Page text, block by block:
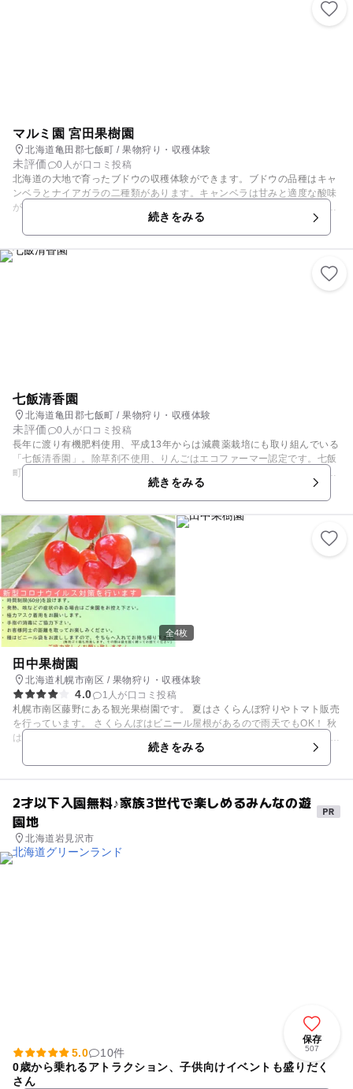
マルミ園 宮田果樹園
北海道亀田郡七飯町 / 果物狩り・収穫体験
未評価
0人が口コミ投稿
北海道の大地で育ったブドウの収穫体験ができます。ブドウの品種はキャ
ンベラとナイアガラの二種類があります。キャンベラは甘みと適度な酸味
があり濃厚です。ナイアガラは甘くて香りのよい青ブドウです。果汁が豊
富でそのままで食べるのはもちろんワインの原料にもなります。二つの品
種から旬な品種をご案内します。数日前に一度お電話して旬な品種等確認
していただくとスムーズに安心してご案内します。その他、さくらんぼ狩
りをいちご狩りは要問合せとなります。
続きをみる
七飯清香園
北海道亀田郡七飯町 / 果物狩り・収穫体験
未評価
0人が口コミ投稿
長年に渡り有機肥料使用、平成13年からは減農薬栽培にも取り組んでいる
「七飯清香園」。除草剤不使用、りんごはエコファーマー認定です。七飯
町でグリーンツーリズムを展開している農業者団体「アグリネットなな
え」の会員で、美味しく安全な果物を提供できるよう有機肥料を使用し、
農薬回数を抑えた「エコファーマー」や「YES!clean」に取り組んでいま
す。 地域の幼稚園児に果樹園を開放してきた経験あり。施設内は障害
者用トイレ設備、通路は広く、低めのりんごの木を配し、幅広い人にお買
い物や収穫体験を楽しんで頂けます。「ぶどうは粒抜き」にも対応してお
り、お土産用には直売所でプロが選んだ「その時期一番美味しく、形の良
い」果物も購入できます。
続きをみる
全4枚
田中果樹園
北海道札幌市南区 / 果物狩り・収穫体験
4.0
1人が口コミ投稿
札幌市南区藤野にある観光果樹園です。 夏はさくらんぼ狩りやトマト販売
を行っています。 さくらんぼはビニール屋根があるので雨天でもOK！ 秋
はぶどう狩りやリンゴ・梨の販売を行っています。 さくらんぼは佐藤錦や
水門を中心に、ぶどうの種類も豊富でキャンベル、ノースレッド、ポート
ランド、ナイヤガラなど、赤黒緑さまざまな味わいがあるので嬉しい！ つ
うってつけのスポットです。 札幌市内から車で40分、駐車場あり。 車椅
子用のトイレ完備。 また平地のため車椅子、ベビーカーでも安心！ ホー
ムページにて果樹園オリジナルドラマを公開中！ 現在コロナ対策を行って
います。皆様のご理解・ご協力をお願いいたします。
続きをみる
2才以下入園無料♪家族3世代で楽しめるみんなの遊
園地
北海道岩見沢市
保存
507
5.0
10件
0歳から乗れるアトラクション、子供向けイベントも盛りだく
さん